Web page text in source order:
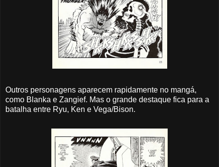
Outros personagens aparecem rapidamente no mangá,
como Blanka e Zangief. Mas o grande destaque fica para a
batalha entre Ryu, Ken e Vega/Bison.